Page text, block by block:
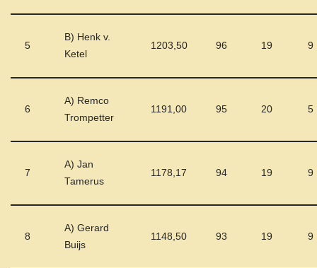
5
B) Henk v.
Ketel
1203,50 96 19 9
6
A) Remco
Trompetter
1191,00 95 20 5
7
A) Jan
Tamerus
1178,17 94 19 9
8
A) Gerard
Buijs
1148,50 93 19 9